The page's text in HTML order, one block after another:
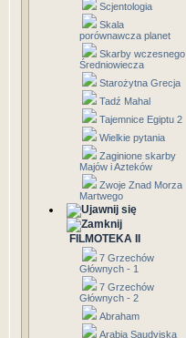
Scjentologia
Skala
porównawcza planet
Skarby wczesnego
Średniowiecza
Starożytna Grecja
Tadź Mahal
Tajemnice Egiptu 2
Wielkie pytania
Zaginione skarby
Majów i Azteków
Zwoje Znad Morza
Martwego
FILMOTEKA II
7 Grzechów
Głównych - 1
7 Grzechów
Głównych - 2
Abraham
Arabia Saudyjska